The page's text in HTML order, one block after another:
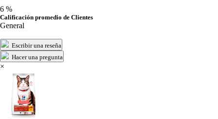
6 %
Calificación promedio de Clientes
General
Escribir una reseña
Hacer una pregunta
×